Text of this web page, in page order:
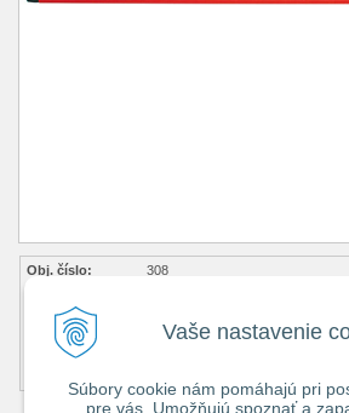
Vaše nastavenie
Súbory cookie nám pomáhajú pri
pre vás. Umožňujú spoznať a
Obj. číslo:
308
Cena bez DPH
11,37 €
Cena s DPH